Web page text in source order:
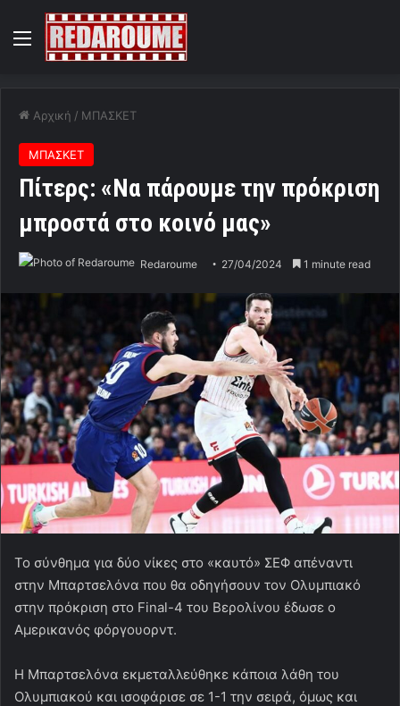
Menu
Αρχική / ΜΠΑΣΚΕΤ
ΜΠΑΣΚΕΤ
Πίτερς: «Να πάρουμε την πρόκριση
μπροστά στο κοινό μας»
Redaroume 27/04/2024 1 minute read
Το σύνθημα για δύο νίκες στο «καυτό» ΣΕΦ απέναντι
στην Μπαρτσελόνα που θα οδηγήσουν τον Ολυμπιακό
στην πρόκριση στο Final-4 του Βερολίνου έδωσε ο
Αμερικανός φόργουορντ.
Η Μπαρτσελόνα εκμεταλλεύθηκε κάποια λάθη του
Ολυμπιακού και ισοφάρισε σε 1-1 την σειρά, όμως και